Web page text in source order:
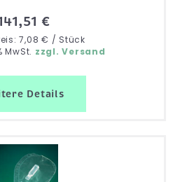
€
7,08 € / Stück
MwSt. zzgl. Versand
Details